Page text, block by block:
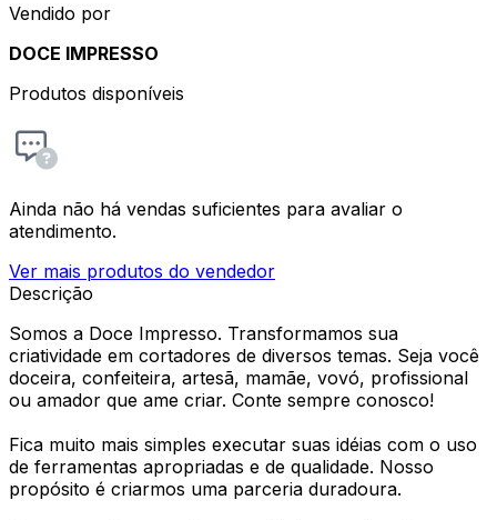
Vendido por
DOCE IMPRESSO
Produtos disponíveis
Ainda não há vendas suficientes para avaliar o
atendimento.
Ver mais produtos do vendedor
Descrição
Somos a Doce Impresso. Transformamos sua
criatividade em cortadores de diversos temas. Seja você
doceira, confeiteira, artesã, mamãe, vovó, profissional
ou amador que ame criar. Conte sempre conosco!
Fica muito mais simples executar suas idéias com o uso
de ferramentas apropriadas e de qualidade. Nosso
propósito é criarmos uma parceria duradoura.